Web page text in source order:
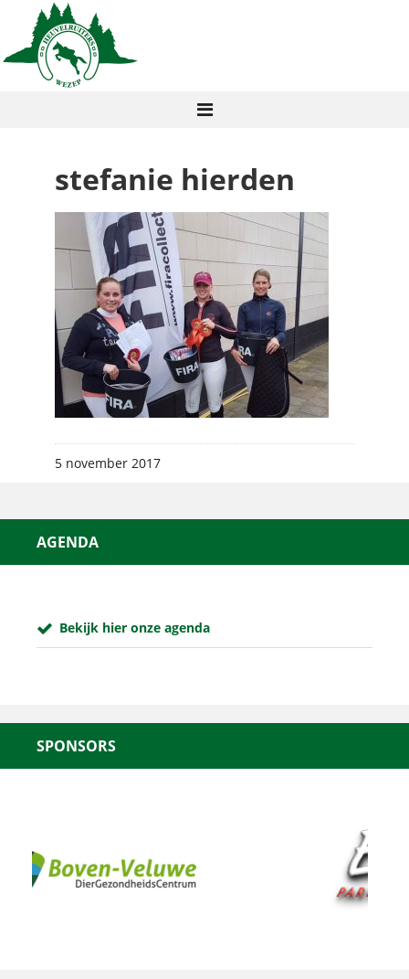
stefanie hierden
5 november 2017
AGENDA
Bekijk hier onze agenda
SPONSORS